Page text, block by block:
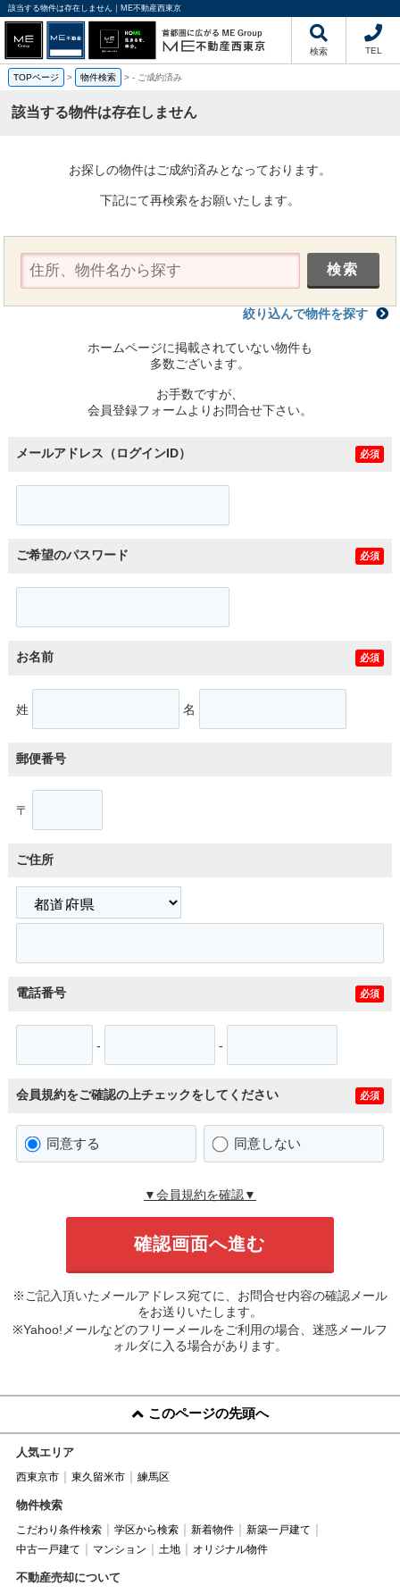
該当する物件は存在しません｜ME不動産西東京
検索 TEL
TOPページ > 物件検索 >- ご成約済み
該当する物件は存在しません
お探しの物件はご成約済みとなっております。
下記にて再検索をお願いたします。
絞り込んで物件を探す
ホームページに掲載されていない物件も
多数ございます。
お手数ですが、
会員登録フォームよりお問合せ下さい。
メールアドレス（ログインID） 必須
ご希望のパスワード 必須
お名前 必須
姓 名
郵便番号
〒
ご住所
電話番号 必須
- -
会員規約をご確認の上チェックをしてください 必須
同意する 同意しない
▼会員規約を確認▼
※ご記入頂いたメールアドレス宛てに、お問合せ内容の確認メール
をお送りいたします。
※Yahoo!メールなどのフリーメールをご利用の場合、迷惑メールフ
ォルダに入る場合があります。
このページの先頭へ
人気エリア
西東京市 東久留米市 練馬区
物件検索
こだわり条件検索 学区から検索 新着物件
新築一戸建て
中古一戸建て
マンション 土地 オリジナル物件
不動産売却について